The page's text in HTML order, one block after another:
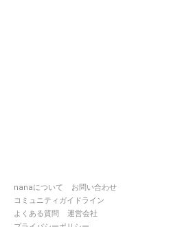
nanaについて
お問い合わせ
コミュニティガイドライン
よくある質問
運営会社